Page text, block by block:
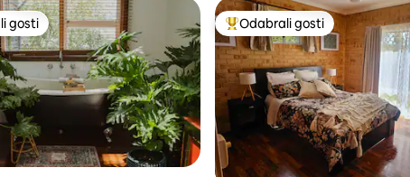
gosti
gosti Među najviše rangiranima s
Odabrali gosti